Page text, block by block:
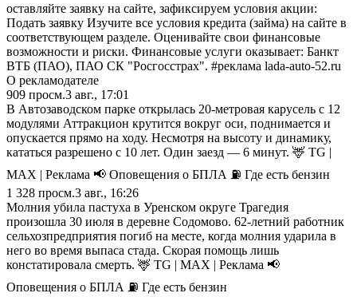
оставляйте заявку на сайте, зафиксируем условия акции:
Подать заявку Изучите все условия кредита (займа) на сайте в
соответствующем разделе. Оценивайте свои финансовые
возможности и риски. Финансовые услуги оказывает: Банкт
ВТБ (ПАО), ПАО СК "Росгосстрах". #реклама lada-auto-52.ru
О рекламодателе
909 просм.3 авг., 17:01
В Автозаводском парке открылась 20-метровая карусель с 12
модулями Аттракцион крутится вокруг оси, поднимается и
опускается прямо на ходу. Несмотря на высоту и динамику,
кататься разрешено с 10 лет. Один заезд — 6 минут. 🦌 TG |
MAX | Реклама 📢 Оповещения о БПЛА ⛽️ Где есть бензин
1 328 просм.3 авг., 16:26
Молния убила пастуха в Уренском округе Трагедия
произошла 30 июля в деревне Содомово. 62-летний работник
сельхозпредприятия погиб на месте, когда молния ударила в
него во время выпаса стада. Скорая помощь лишь
констатировала смерть. 🦌 TG | MAX | Реклама 📢
Оповещения о БПЛА ⛽️ Где есть бензин